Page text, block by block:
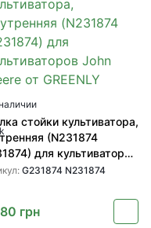
стойки культиватора,
(N231874
для культиваторов
Deere от GREENLY
G231874 N231874
грн